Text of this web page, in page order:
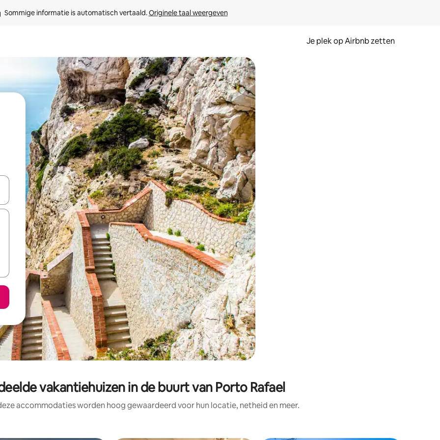
Sommige informatie is automatisch vertaald. Originele taal weergeven
Je plek op Airbnb zetten
keuze met je de pijltjestoetsen omhoog en omlaag, óf door te tikken of swipen.
vakantiehuizen in de buurt van Porto Rafael
accommodaties worden hoog gewaardeerd voor hun locatie, netheid en meer.